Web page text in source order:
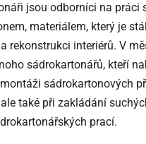
jsou odborníci na práci
materiálem, který je
rekonstrukci interiérů. V
sádrokartonářů, kteří
sádrokartonových
také při zakládání
prací.